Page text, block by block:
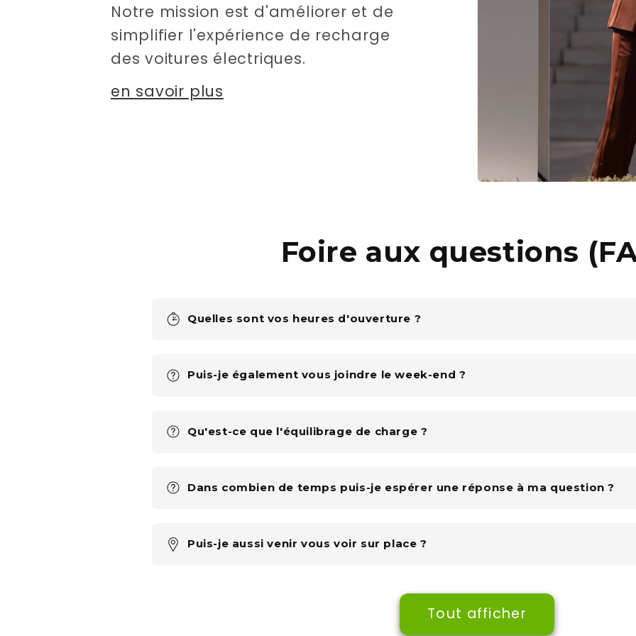
Notre mission est d'améliorer et de
simplifier l'expérience de recharge
des voitures électriques.
en savoir plus
Foire aux questions
Quelles sont vos heures d'ouverture ?
Puis-je également vous joindre le week-end ?
Qu'est-ce que l'équilibrage de charge ?
Dans combien de temps puis-je espérer une réponse à ma question ?
Puis-je aussi venir vous voir sur place ?
Tout afficher